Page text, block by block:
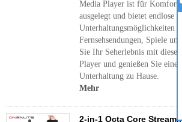
Media Player ist für Komfort
ausgelegt und bietet endlose
Unterhaltungsmöglichkeiten
Fernsehsendungen, Spiele
Sie Ihr Seherlebnis mit
Player und genießen Sie eine
Unterhaltung zu Hause.
Mehr
2-in-1 Octa Core